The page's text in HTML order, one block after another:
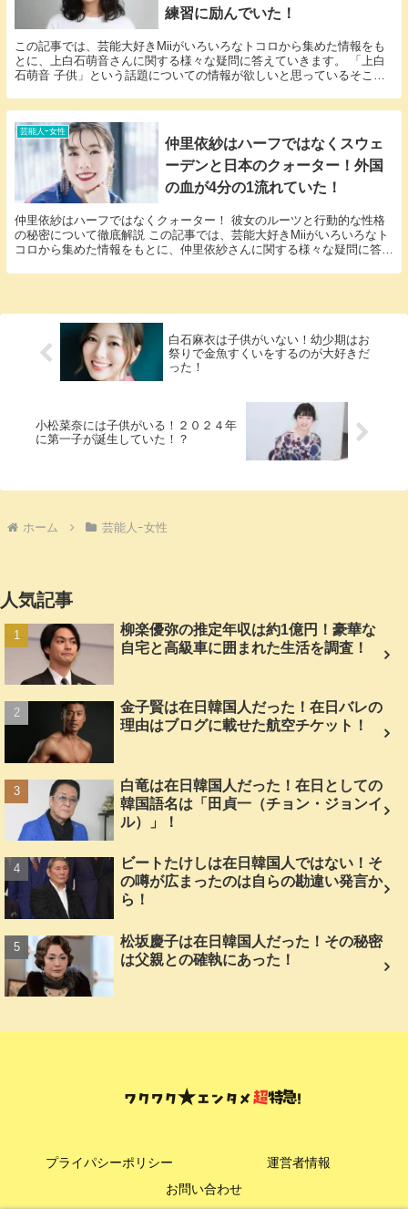
練習に励んでいた！
この記事では、芸能大好きMiiがいろいろなトコロから集めた情報をも
とに、上白石萌音さんに関する様々な疑問に答えていきます。 「上白
石萌音 子供」という話題についての情報が欲しいと思っているそこの
芸能人ｰ女性
仲里依紗はハーフではなくスウェ
ーデンと日本のクォーター！外国
の血が4分の1流れていた！
仲里依紗はハーフではなくクォーター！ 彼女のルーツと行動的な性格
の秘密について徹底解説 この記事では、芸能大好きMiiがいろいろなト
コロから集めた情報をもとに、仲里依紗さんに関する様々な疑問に答え
白石麻衣は子供がいない！幼少期はお
祭りで金魚すくいをするのが大好きだ
った！
小松菜奈には子供がいる！２０２４年
に第一子が誕生していた！？
ホーム 芸能人ｰ女性
人気記事
柳楽優弥の推定年収は約1億円！豪華な
自宅と高級車に囲まれた生活を調査！
金子賢は在日韓国人だった！在日バレの
理由はブログに載せた航空チケット！
白竜は在日韓国人だった！在日としての
韓国語名は「田貞一（チョン・ジョンイ
ル）」！
ビートたけしは在日韓国人ではない！そ
の噂が広まったのは自らの勘違い発言か
ら！
松坂慶子は在日韓国人だった！その秘密
は父親との確執にあった！
プライパシーポリシー
運営者情報
お問い合わせ